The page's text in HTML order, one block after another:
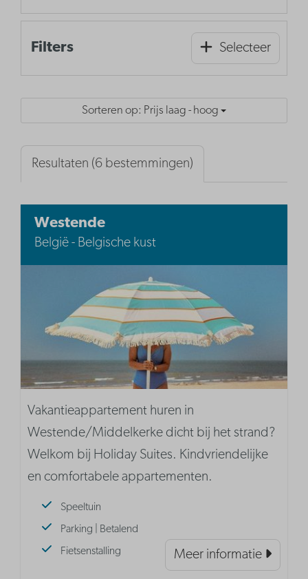
Filters Selecteer
Sorteren op: Prijs laag - hoog
Resultaten (6 bestemmingen)
Westende
België - Belgische kust
Vakantieappartement huren in
Westende/Middelkerke dicht bij het strand?
Welkom bij Holiday Suites. Kindvriendelijke
en comfortabele appartementen.
Speeltuin
Parking | Betalend
Fietsenstalling
Meer informatie